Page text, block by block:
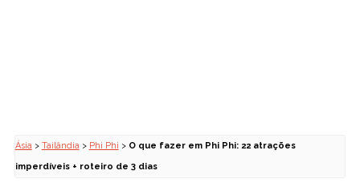
Ásia> Tailândia> Phi Phi > O que fazer em Phi Phi: 22 atrações
imperdíveis + roteiro de 3 dias